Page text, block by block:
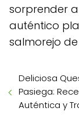
sorprender
auténtico
salmorejo
Deliciosa
Pasiega:
Auténtica y